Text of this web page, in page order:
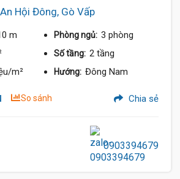
Hội Đông, Gò Vấp
m Phòng ngủ: 3 phòng
Số tầng: 2 tầng
m² Hướng: Đông Nam
So sánh Chia sẻ
0903394679